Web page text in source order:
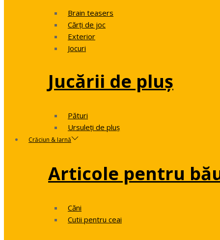
Brain teasers
Cărți de joc
Exterior
Jocuri
Jucării de pluș
Pături
Ursuleți de pluș
Crăciun & Iarnă
Articole pentru
Căni
Cutii pentru ceai